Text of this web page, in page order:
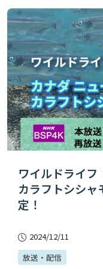
ワイルドライ
カラフトシシ
定！
2024/12/11
放送・配信